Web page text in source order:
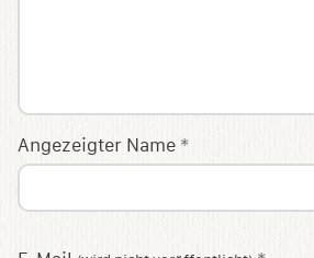
Angezeigter Name *